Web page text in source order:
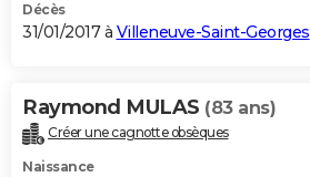
Décès
31/01/2017 à Villeneuve-Saint-Georges
Raymond MULAS (83 ans)
Créer une cagnotte obsèques
Naissance